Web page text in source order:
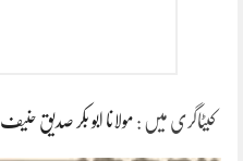
کیٹاگری میں : مولانا ابو بکر صدیق حنیف